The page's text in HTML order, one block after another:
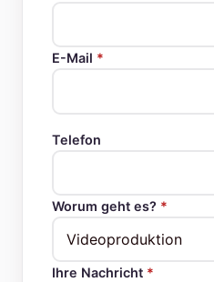
E-Mail *
Telefon
Worum geht es? *
Ihre Nachricht *